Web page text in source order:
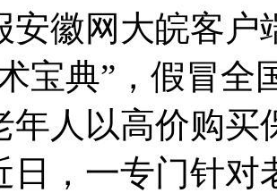
安徽网大皖客
宝典”，假冒全
年人以高价购
日，一专门针对